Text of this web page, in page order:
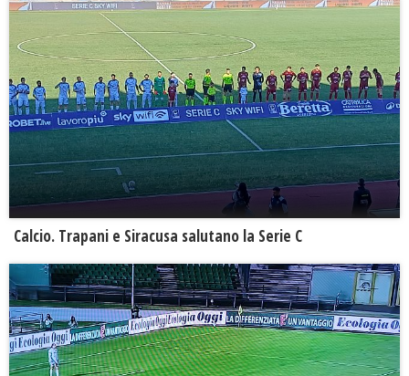
Calcio. Trapani e Siracusa salutano la Serie C